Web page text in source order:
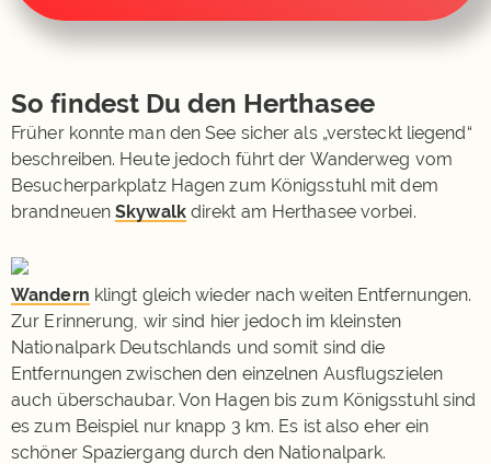
So findest Du den Herthasee
Früher konnte man den See sicher als „versteckt liegend“
beschreiben. Heute jedoch führt der Wanderweg vom
Besucherparkplatz Hagen zum Königsstuhl mit dem
brandneuenSkywalkdirekt am Herthasee vorbei.
Wandern klingt gleich wieder nach weiten Entfernungen.
Zur Erinnerung, wir sind hier jedoch im kleinsten
Nationalpark Deutschlands und somit sind die
Entfernungen zwischen den einzelnen Ausflugszielen
auch überschaubar. Von Hagen bis zum Königsstuhl sind
es zum Beispiel nur knapp 3 km. Es ist also eher ein
schöner Spaziergang durch den Nationalpark.